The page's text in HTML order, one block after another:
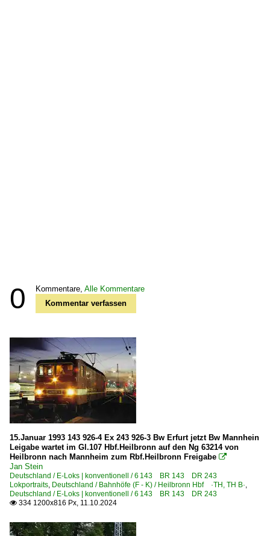
0 Kommentare, Alle Kommentare
Kommentar verfassen
15.Januar 1993 143 926-4 Ex 243 926-3 Bw Erfurt jetzt Bw Mannhein
Leigabe wartet im Gl.107 Hbf.Heilbronn auf den Ng 63214 von
Heilbronn nach Mannheim zum Rbf.Heilbronn Freigabe 
Jan Stein
Deutschland / E-Loks | konventionell / 6 143 BR 143 DR 243
Lokportraits, Deutschland / Bahnhöfe (F - K) / Heilbronn Hbf ·TH, TH B·,
Deutschland / E-Loks | konventionell / 6 143 BR 143 DR 243
 334 1200x816 Px, 11.10.2024